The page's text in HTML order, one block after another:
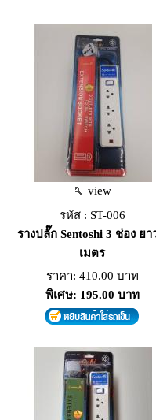
view
รหัส : ST-006
รางปลั๊ก Sentoshi 3 ช่อง ยา
เมตร
ราคา:410.00บาท
พิเศษ: 195.00 บาท